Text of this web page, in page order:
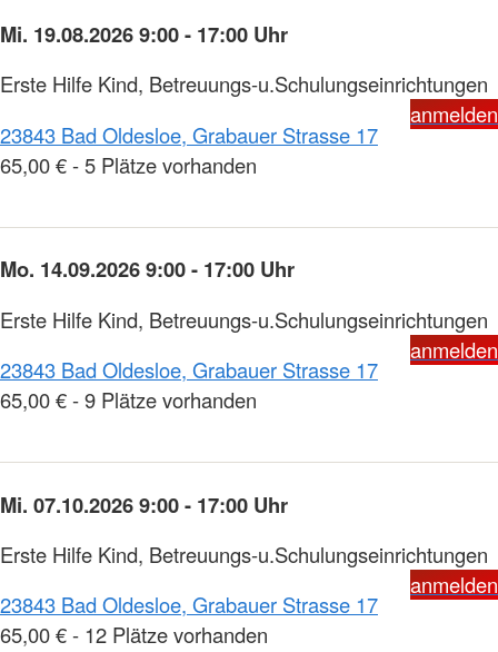
Mi. 19.08.2026 9:00 - 17:00 Uhr
Erste Hilfe Kind, Betreuungs-u.Schulungseinrichtungen
anmelden
23843 Bad Oldesloe, Grabauer Strasse 17
65,00 € - 5 Plätze vorhanden
Mo. 14.09.2026 9:00 - 17:00 Uhr
Erste Hilfe Kind, Betreuungs-u.Schulungseinrichtungen
anmelden
23843 Bad Oldesloe, Grabauer Strasse 17
65,00 € - 9 Plätze vorhanden
Mi. 07.10.2026 9:00 - 17:00 Uhr
Erste Hilfe Kind, Betreuungs-u.Schulungseinrichtungen
anmelden
23843 Bad Oldesloe, Grabauer Strasse 17
65,00 € - 12 Plätze vorhanden